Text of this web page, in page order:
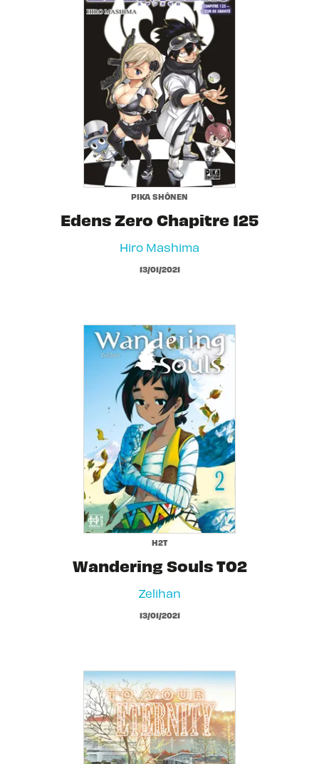
PIKA SHÔNEN
Edens Zero Chapitre 125
Hiro Mashima
13/01/2021
H2T
Wandering Souls T02
Zelihan
13/01/2021